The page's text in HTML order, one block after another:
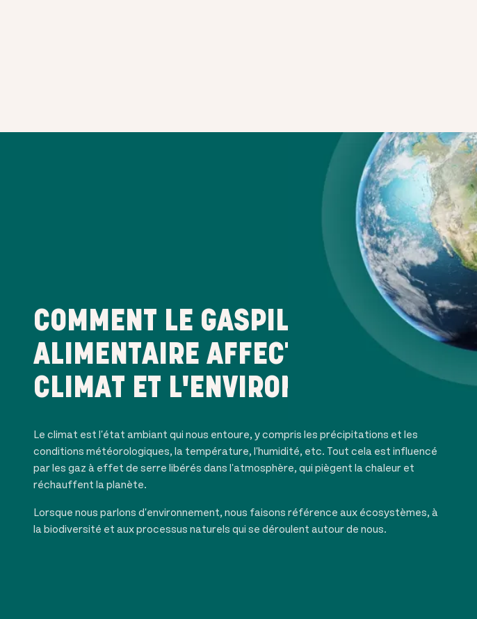
COMMENT LE GASPILLAGE
ALIMENTAIRE AFFECTE-T-IL LE
CLIMAT ET L'ENVIRONNEMENT ?
Le climat est l'état ambiant qui nous entoure, y compris les précipitations et les
conditions météorologiques, la température, l'humidité, etc. Tout cela est influencé
par les gaz à effet de serre libérés dans l'atmosphère, qui piègent la chaleur et
réchauffent la planète.
Lorsque nous parlons d'environnement, nous faisons référence aux écosystèmes, à
la biodiversité et aux processus naturels qui se déroulent autour de nous.